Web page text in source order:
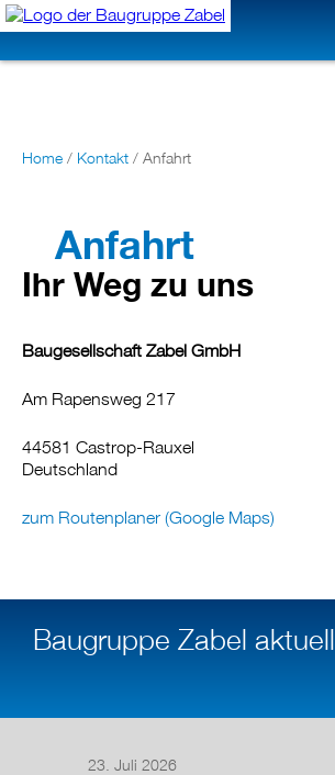
Home / Kontakt / Anfahrt
Anfahrt
Ihr Weg zu uns
Baugesellschaft Zabel GmbH
Am Rapensweg 217
44581 Castrop-Rauxel
Deutschland
zum Routenplaner (Google Maps)
Baugruppe Zabel aktuell
23. Juli 2026